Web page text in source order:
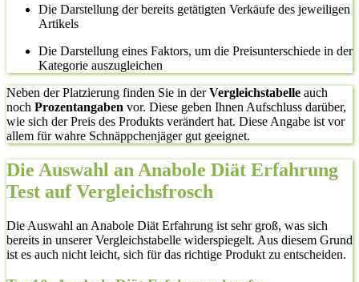
Die Darstellung der bereits getätigten Verkäufe des jeweiligen
Artikels
Die Darstellung eines Faktors, um die Preisunterschiede in der
Kategorie auszugleichen
Neben der Platzierung finden Sie in derVergleichstabelle auch
noch Prozentangaben vor. Diese geben Ihnen Aufschluss darüber,
wie sich der Preis des Produkts verändert hat. Diese Angabe ist vor
allem für wahre Schnäppchenjäger gut geeignet.
Die Auswahl an Anabole Diät Erfahrung
Test auf Vergleichsfrosch
Die Auswahl an Anabole Diät Erfahrung ist sehr groß, was sich
bereits in unserer Vergleichstabelle widerspiegelt. Aus diesem Grund
ist es auch nicht leicht, sich für das richtige Produkt zu entscheiden.